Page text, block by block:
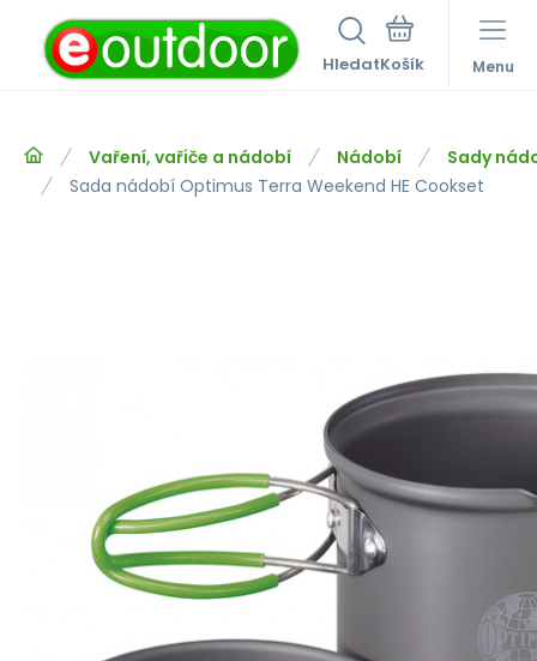
Hledat Menu
Vaření, vařiče a nádobí Nádobí
Sady
Sada nádobí Optimus Terra Weekend HE Cookset